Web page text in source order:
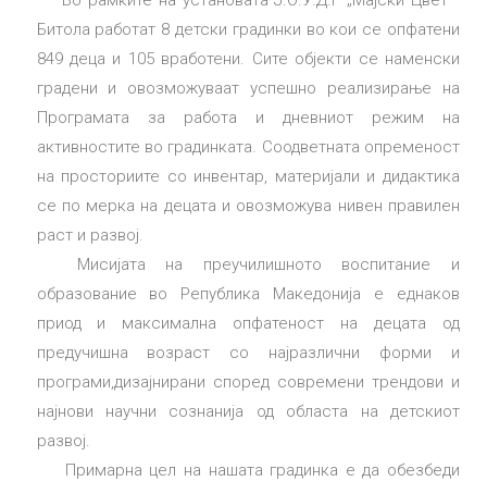
Битола работат 8 детски градинки во кои се опфатени
849 деца и 105 вработени. Сите објекти се наменски
градени и овозможуваат успешно реализирање на
Програмата за работа и дневниот режим на
активностите во градинката. Соодветната опременост
на просториите со инвентар, материјали и дидактика
се по мерка на децата и овозможува нивен правилен
раст и развој.
Мисијата на преучилишното воспитание и
образование во Република Македонија е еднаков
приод и максимална опфатеност на децата од
предучишна возраст со најразлични форми и
програми,дизајнирани според современи трендови и
најнови научни сознанија од областа на детскиот
развој.
Примарна цел на нашата градинка е да обезбеди